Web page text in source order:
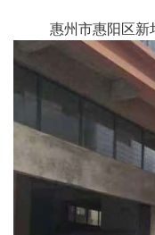
惠州市惠阳区